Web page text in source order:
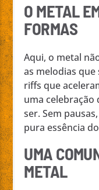
O METAL
FORMAS
Aqui, o metal
as melodias
riffs que
uma celebração
ser. Sem
pura essência
UMA
METAL